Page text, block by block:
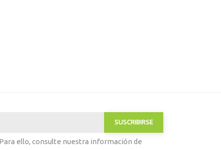
ello, consulte nuestra información de